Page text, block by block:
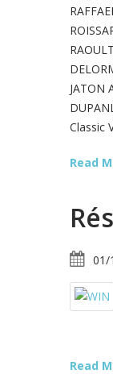
JATON
Classic
Read
01/
Read